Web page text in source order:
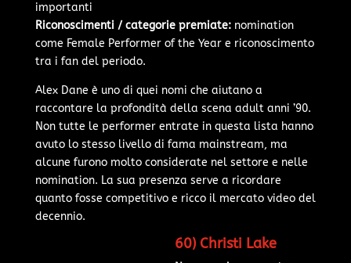
importanti
Riconoscimenti / categorie premiate:nomination
come Female Performer of the Year e riconoscimento
tra i fan del periodo.
Alex Dane è uno di quei nomi che aiutano a
raccontare la profondità della scena adult anni ’90.
Non tutte le performer entrate in questa lista hanno
avuto lo stesso livello di fama mainstream, ma
alcune furono molto considerate nel settore e nelle
nomination. La sua presenza serve a ricordare
quanto fosse competitivo e ricco il mercato video del
decennio.
60) Christi Lake